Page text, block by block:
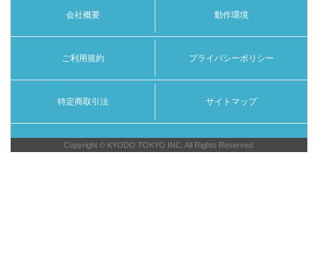
会社概要 動作環境
ご利用規約 プライバシーポリシー
特定商取引法 サイトマップ
Copyright © KYODO TOKYO INC. All Rights Reserved.